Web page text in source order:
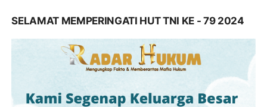
SELAMAT MEMPERINGATI HUT TNI KE - 79 2024